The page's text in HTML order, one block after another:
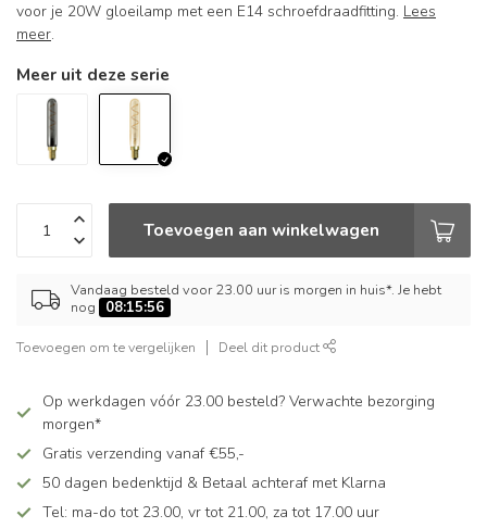
voor je 20W gloeilamp met een E14 schroefdraadfitting. Lees
meer.
Meer uit deze serie
Toevoegen aan winkelwagen
Vandaag besteld voor 23.00 uur is morgen in huis*. Je hebt
nog
08:15:56
Toevoegen om te vergelijken Deel dit product
Op werkdagen vóór 23.00 besteld? Verwachte bezorging
morgen*
Gratis verzending vanaf €55,-
50 dagen bedenktijd & Betaal achteraf met Klarna
Tel: ma-do tot 23.00, vr tot 21.00, za tot 17.00 uur